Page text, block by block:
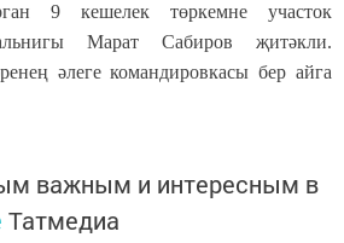
9 кешелек төркемне участок
Марат Сабиров җитәкли.
әлеге командировкасы бер айга
важным и интересным в
Татмедиа